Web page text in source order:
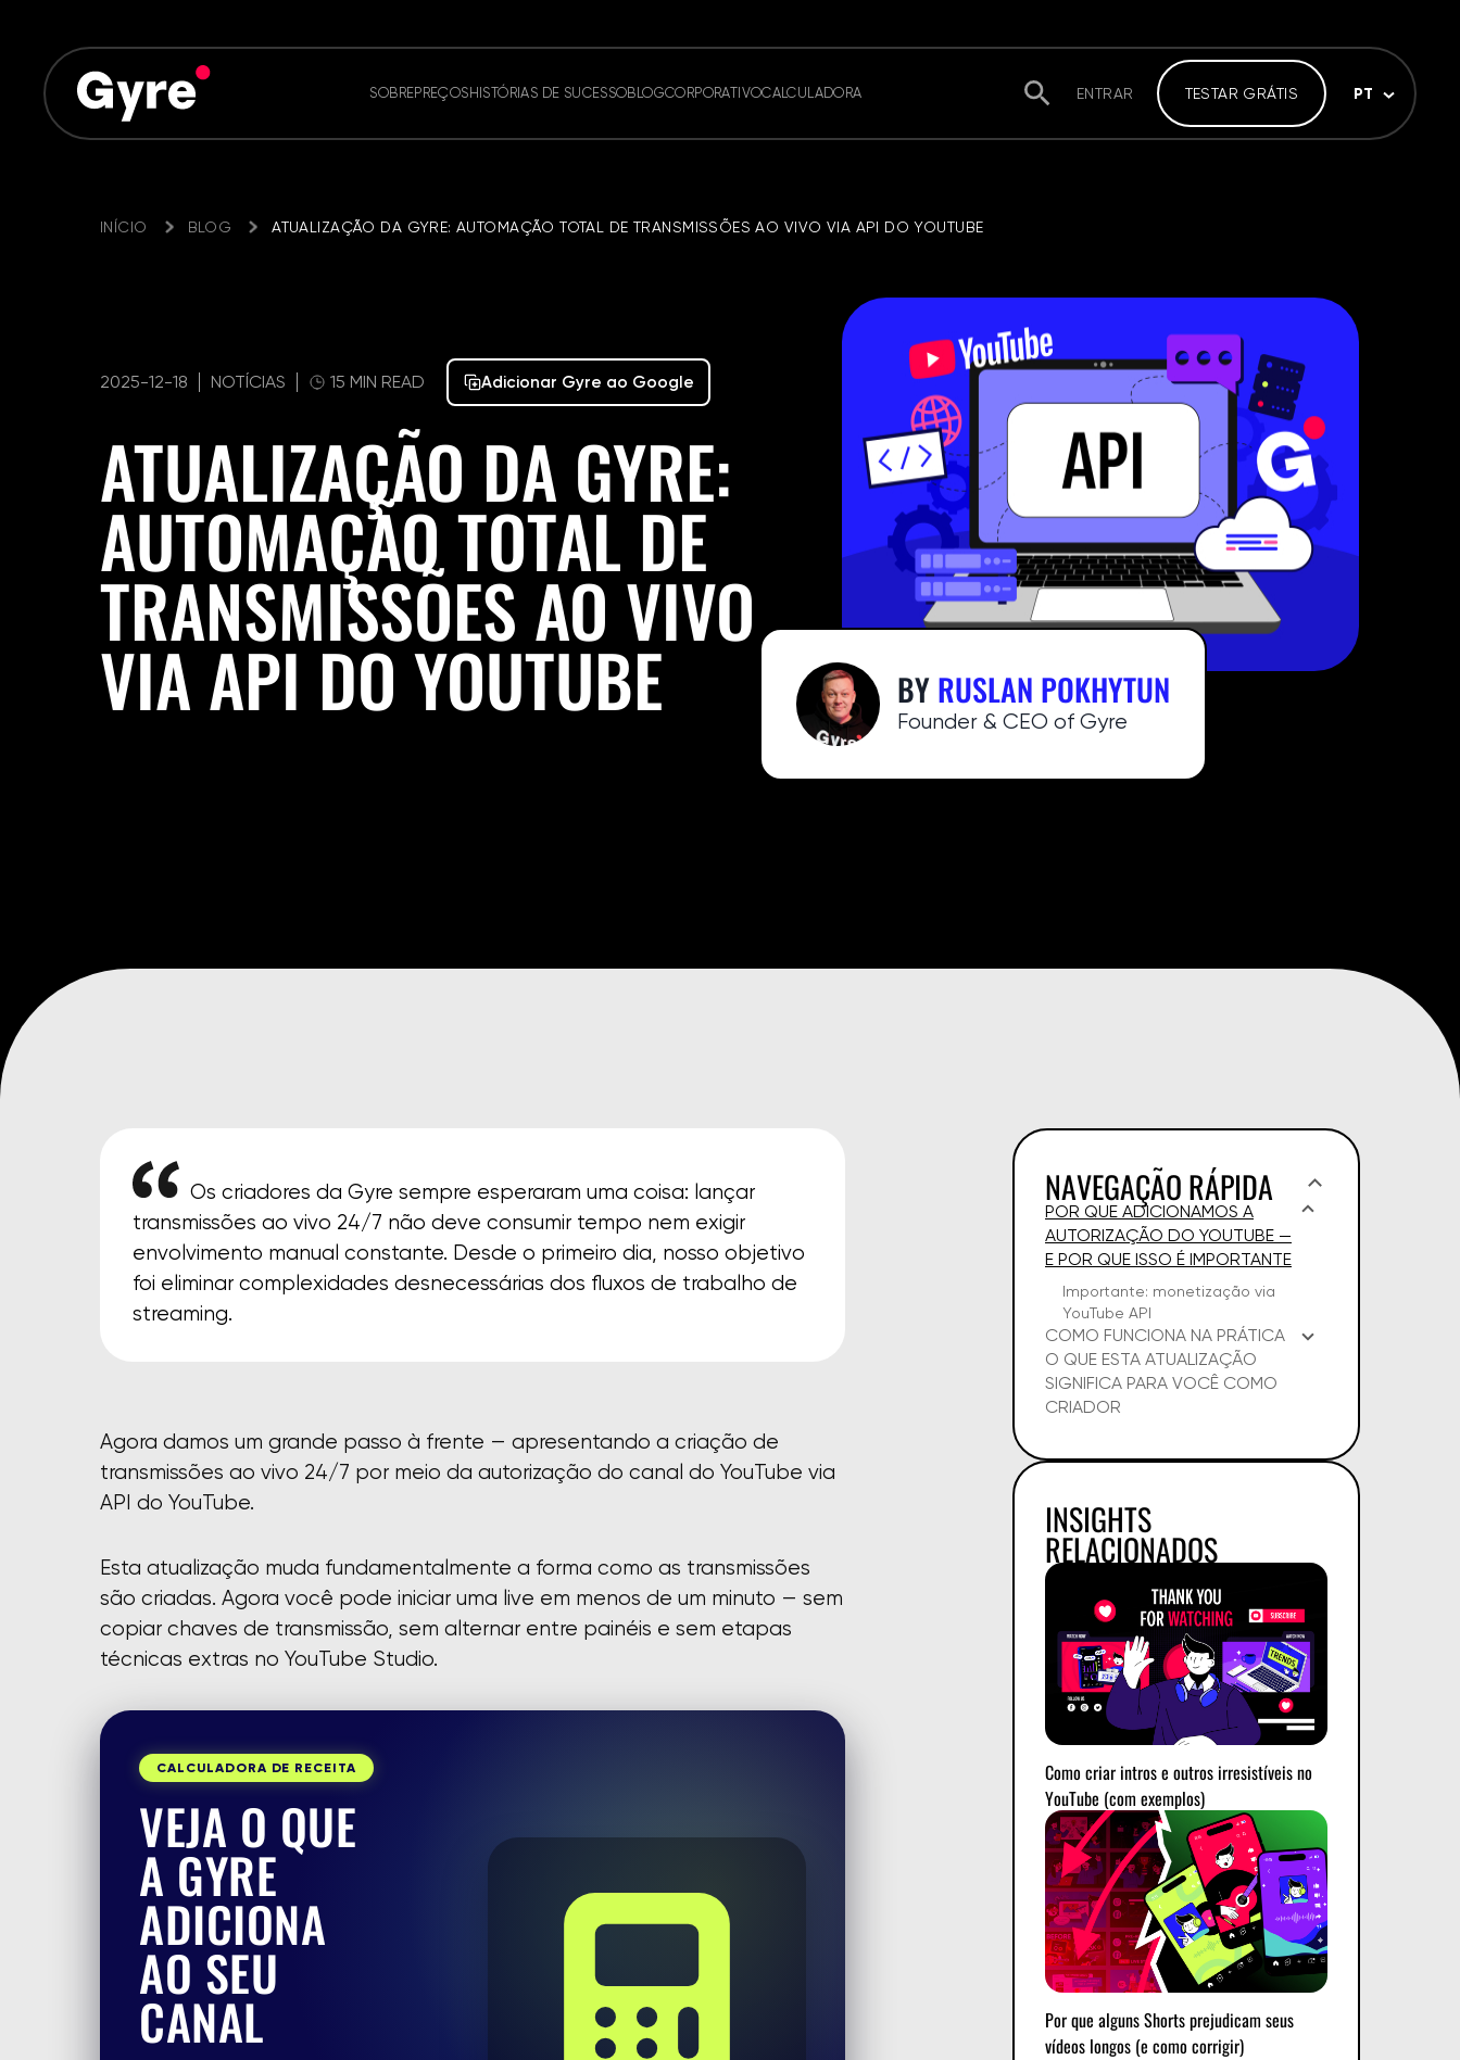
SOBREPREÇOS HISTÓRIAS DE SUCESSOBLOGCORPORATIVOCALCULADORA ENTRAR TESTAR GRÁTIS PT
INÍCIO BLOG ATUALIZAÇÃO DA GYRE: AUTOMAÇÃO TOTAL DE TRANSMISSÕES AO VIVO VIA API DO YOUTUBE
2025-12-18 NOTÍCIAS 15 MIN READ Adicionar Gyre ao Google
ATUALIZAÇÃO DA GYRE:
AUTOMAÇÃO TOTAL DE
TRANSMISSÕES AO VIVO
VIA API DO YOUTUBE BYRUSLAN POKHYTUN
Founder & CEO of Gyre
Os criadores da Gyre sempre esperaram uma coisa: lançar
transmissões ao vivo 24/7 não deve consumir tempo nem exigir
envolvimento manual constante. Desde o primeiro dia, nosso objetivo
foi eliminar complexidades desnecessárias dos fluxos de trabalho de
streaming.
Agora damos um grande passo à frente — apresentando a criação de
transmissões ao vivo 24/7 por meio da autorização do canal do YouTube via
API do YouTube.
Esta atualização muda fundamentalmente a forma como as transmissões
são criadas. Agora você pode iniciar uma live em menos de um minuto — sem
copiar chaves de transmissão, sem alternar entre painéis e sem etapas
técnicas extras no YouTube Studio.
CALCULADORA DE RECEITA
VEJA O QUE
A GYRE
ADICIONA
AO SEU
CANAL
NAVEGAÇÃO RÁPIDA
POR QUE ADICIONAMOS A
AUTORIZAÇÃO DO YOUTUBE —
E POR QUE ISSO É IMPORTANTE
Importante: monetização via
YouTube API
COMO FUNCIONA NA PRÁTICA
O QUE ESTA ATUALIZAÇÃO
SIGNIFICA PARA VOCÊ COMO
CRIADOR
INSIGHTS
RELACIONADOS
Como criar intros e outros irresistíveis no
YouTube (com exemplos)
Por que alguns Shorts prejudicam seus
vídeos longos (e como corrigir)